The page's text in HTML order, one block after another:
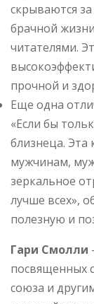
скрываются
брачной
читателями.
прочной и
Еще одна
«Если бы
близнеца. Эта
мужчинам,
зеркальное
лучше всех»,
полезную и
Гари Смолли
посвященных
союза и